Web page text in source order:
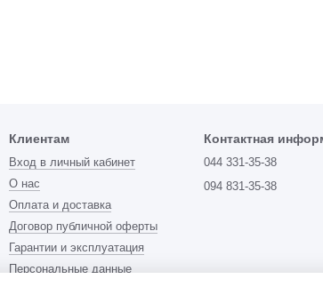
Клиентам
Вход в личный кабинет
О нас
Оплата и доставка
Договор публичной оферты
Гарантии и эксплуатация
Персональные данные
Контактная
044 331-35-38
094 831-35-38